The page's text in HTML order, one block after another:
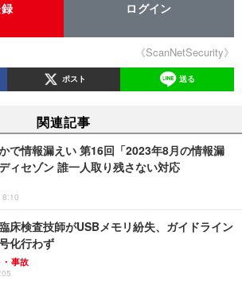
ログイン
《ScanNetSecurity》
ポスト 送る
関連記事
で情報漏えい 第16回「2023年8月の情報漏
ィセゾン 誰一人取り残さない対応
8:10
床検査技師がUSBメモリ紛失、ガイドライン
化行わず
事故